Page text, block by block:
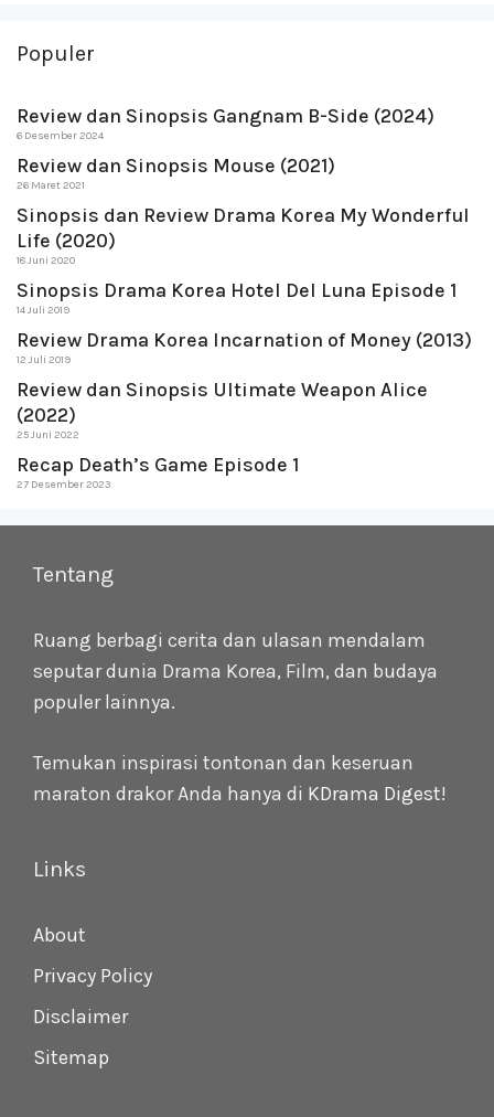
Populer
Review dan Sinopsis Gangnam B-Side (2024)
6 Desember 2024
Review dan Sinopsis Mouse (2021)
26 Maret 2021
Sinopsis dan Review Drama Korea My Wonderful
Life (2020)
18 Juni 2020
Sinopsis Drama Korea Hotel Del Luna Episode 1
14 Juli 2019
Review Drama Korea Incarnation of Money (2013)
12 Juli 2019
Review dan Sinopsis Ultimate Weapon Alice
(2022)
25 Juni 2022
Recap Death’s Game Episode 1
27 Desember 2023
Tentang
Ruang berbagi cerita dan ulasan mendalam
seputar dunia Drama Korea, Film, dan budaya
populer lainnya.
Temukan inspirasi tontonan dan keseruan
maraton drakor Anda hanya di KDrama Digest!
Links
About
Privacy Policy
Disclaimer
Sitemap